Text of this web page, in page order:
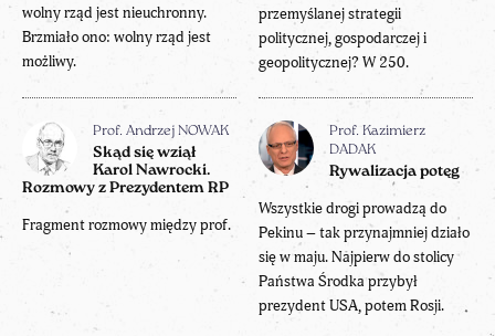
wolny rząd jest nieuchronny.
Brzmiało ono: wolny rząd jest
możliwy.
przemyślanej strategii
politycznej, gospodarczej i
geopolitycznej? W 250.
Prof. Andrzej NOWAK
Skąd się wziął
Karol Nawrocki.
Rozmowy z Prezydentem RP
Fragment rozmowy między prof.
Prof. Kazimierz
DADAK
Rywalizacja potęg
Wszystkie drogi prowadzą do
Pekinu – tak przynajmniej działo
się w maju. Najpierw do stolicy
Państwa Środka przybył
prezydent USA, potem Rosji.